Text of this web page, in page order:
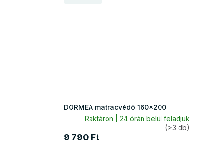
DORMEA matracvédõ 160x200
Raktáron | 24 órán belül feladjuk
(>3 db)
9 790 Ft